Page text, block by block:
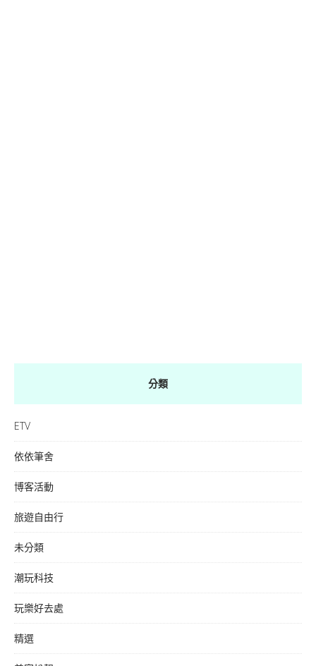
分類
ETV
依依筆舍
博客活動
旅遊自由行
未分類
潮玩科技
玩樂好去處
精選